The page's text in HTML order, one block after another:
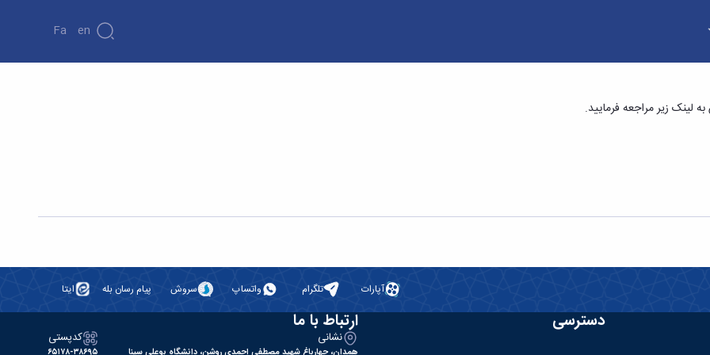
Fa En
- دانشکده فنی و مهندسی
زیر مراجعه فرمایید.
آپارات تلگرام واتساپ سروش پیام رسان بله ایتا
دسترسی ارتباط با ما
نشانی
همدان، چهارباغ شهید مصطفی احمدی روشن، دانشگاه بوعلی سینا
کدپستی
۶۵۱۷۸-۳۸۶۹۵